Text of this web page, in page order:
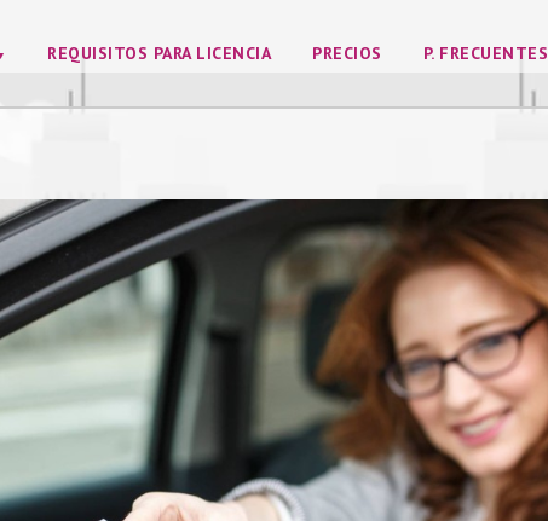
REQUISITOS PARA LICENCIA PRECIOS P. FRECUENTES